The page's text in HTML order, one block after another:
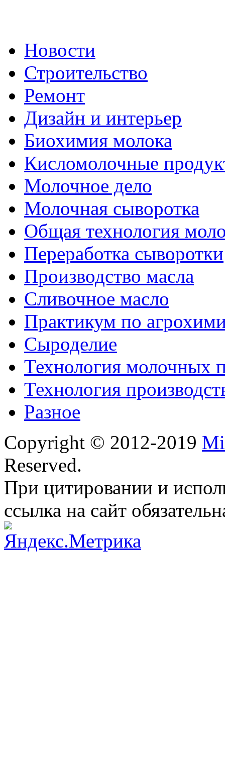
Новости
Строительство
Ремонт
Дизайн и интерьер
Биохимия молока
Кисломолочные
Молочное дело
Молочная сыворотка
Общая технология
Переработка сыворотки
Производство масла
Сливочное масло
Практикум по
Сыроделие
Технология молочных
Технология
Разное
Copyright © 2012-2019
Reserved.
При цитировании и
ссылка на сайт